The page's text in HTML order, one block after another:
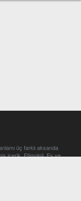
üç farklı aksanda
içerik. Etimoloji, Eş ve